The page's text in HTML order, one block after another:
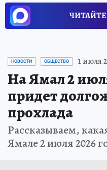
НОВОСТИ ОБЩЕСТВО 1 июля
На Ямал 2
придет
прохлада
Рассказываем,
Ямале 2 июля 2026